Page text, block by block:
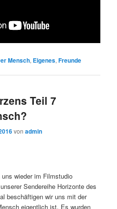
Mensch, Eigenes,Freunde
Teil 7
vonadmin
wieder im Filmstudio
Sendereihe Horizonte des
beschäftigen wir uns mit der
eigentlich ist. Es wurden